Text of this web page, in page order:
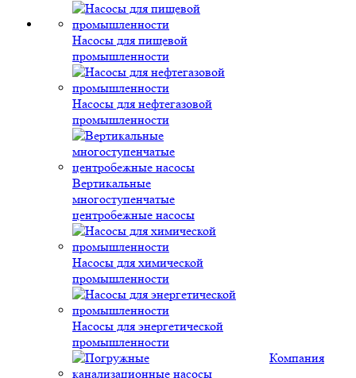
Насосы для пищевой
промышленности
Насосы для нефтегазовой
промышленности
Вертикальные
многоступенчатые
центробежные насосы
Насосы для химической
промышленности
Насосы для энергетической
промышленности
Компания